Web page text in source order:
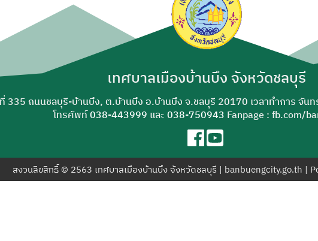
เทศบาลเมืองบ้านบึง จังหวัดชลบุรี
ที่ 335 ถนนชลบุรี-บ้านบึง, ต.บ้านบึง อ.บ้านบึง จ.ชลบุรี 20170 เวลาทำการ จัน
โทรศัพท์038-443999 และ038-750943 Fanpage : fb.com/
สงวนลิขสิทธิ์ © 2563 เทศบาลเมืองบ้านบึง จังหวัดชลบุรี | banbuengcity.go.th |